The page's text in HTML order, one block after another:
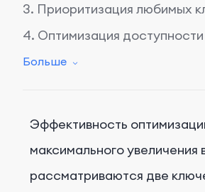
3. Приоритизация любимых
4. Оптимизация
Анализ конкурентов
Больше
Эффективность
максимального увеличения
рассматриваются две